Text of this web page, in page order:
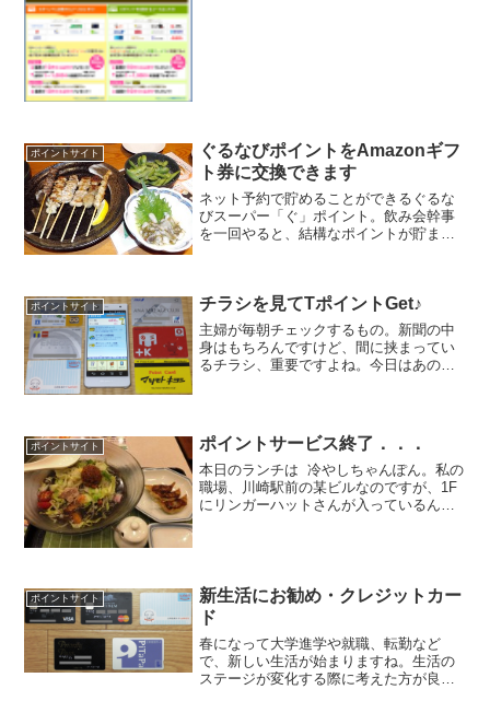
ポイントサイト
ぐるなびポイントをAmazonギフ
ト券に交換できます
ネット予約で貯めることができるぐるな
びスーパー「ぐ」ポイント。飲み会幹事
を一回やると、結構なポイントが貯まる
店人数×10...
ポイントサイト チラシを見てTポイントGet♪
主婦が毎朝チェックするもの。新聞の中
身はもちろんですけど、間に挟まってい
るチラシ、重要ですよね。今日はあのス
もあり、苦しみでもあ...
ポイントサイト ポイントサービス終了．．．
本日のランチは 冷やしちゃんぽん。私の
職場、川崎駅前の某ビルなのですが、1F
にリンガーハットさんが入っているんで
ポイントサイト
新生活にお勧め・クレジットカー
ド
春になって大学進学や就職、転勤など
で、新しい生活が始まりますね。生活の
ステージが変化する際に考えた方が良い